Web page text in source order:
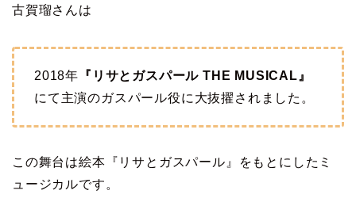
古賀瑠さんは
2018年 『リサとガスパール THE MUSICAL』
にて主演のガスパール役に大抜擢されました。
この舞台は絵本『リサとガスパール』をもとにしたミ
ュージカルです。